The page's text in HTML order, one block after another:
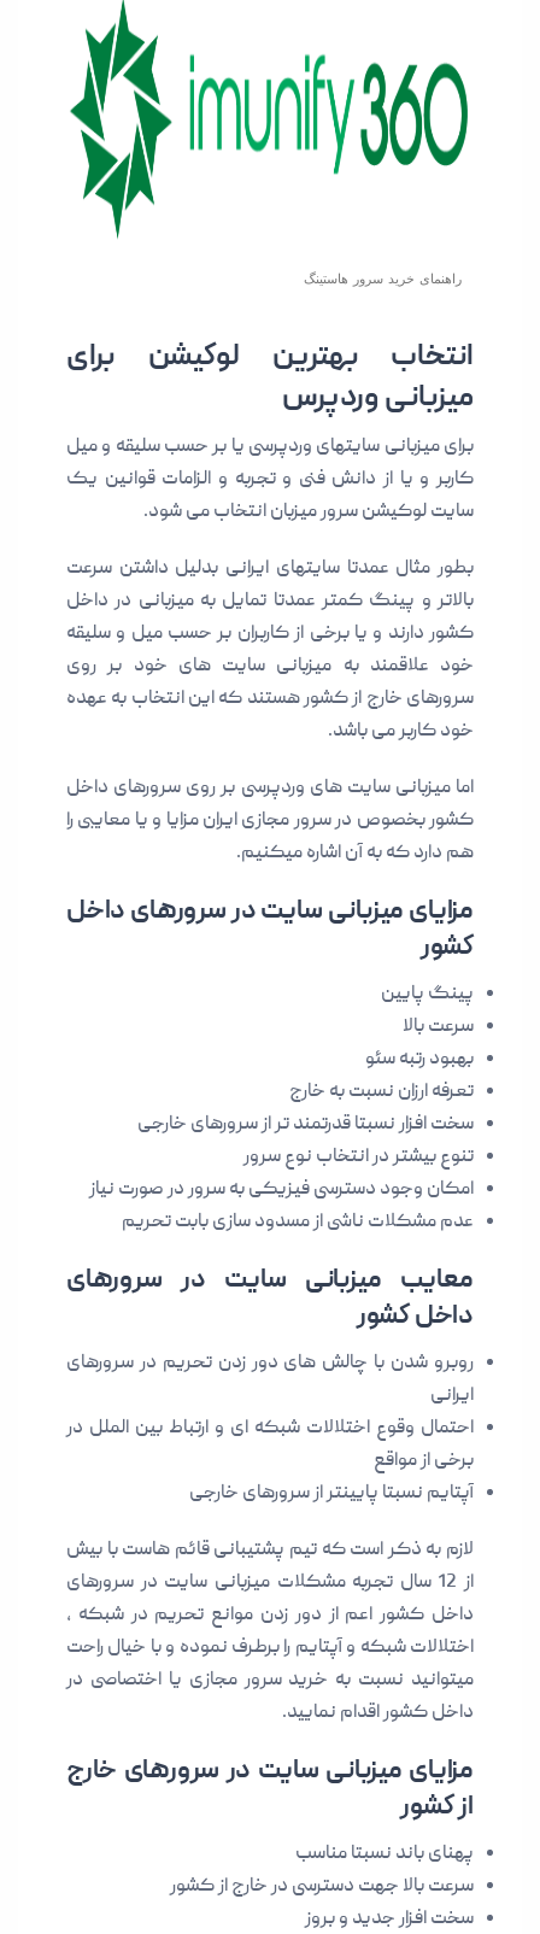
راهنمای خرید سرور هاستینگ
انتخاب بهترین لوکیشن برای
میزبانی وردپرس
برای میزبانی سایتهای وردپرسی یا بر حسب سلیقه و میل
کاربر و یا از دانش فنی و تجربه و الزامات قوانین یک
سایت لوکیشن سرور میزبان انتخاب می شود.
بطور مثال عمدتا سایتهای ایرانی بدلیل داشتن سرعت
بالاتر و پینگ کمتر عمدتا تمایل به میزبانی در داخل
کشور دارند و یا برخی از کاربران بر حسب میل و سلیقه
خود علاقمند به میزبانی سایت های خود بر روی
سرورهای خارج از کشور هستند که این انتخاب به عهده
خود کاربر می باشد.
اما میزبانی سایت های وردپرسی بر روی سرورهای داخل
کشور بخصوص در سرور مجازی ایران مزایا و یا معایبی را
هم دارد که به آن اشاره میکنیم.
مزایای میزبانی سایت در سرورهای داخل
کشور
پینگ پایین
سرعت بالا
بهبود رتبه سئو
تعرفه ارزان نسبت به خارج
سخت افزار نسبتا قدرتمند تر از سرورهای خارجی
تنوع بیشتر در انتخاب نوع سرور
امکان وجود دسترسی فیزیکی به سرور در صورت نیاز
عدم مشکلات ناشی از مسدود سازی بابت تحریم
معایب میزبانی سایت در سرورهای
داخل کشور
روبرو شدن با چالش های دور زدن تحریم در سرورهای
ایرانی
احتمال وقوع اختلالات شبکه ای و ارتباط بین الملل در
برخی از مواقع
آپتایم نسبتا پایینتر از سرورهای خارجی
لازم به ذکر است که تیم پشتیبانی قائم هاست با بیش
از 12 سال تجربه مشکلات میزبانی سایت در سرورهای
داخل کشور اعم از دور زدن موانع تحریم در شبکه ،
اختلالات شبکه و آپتایم را برطرف نموده و با خیال راحت
میتوانید نسبت به خرید سرور مجازی یا اختصاصی در
داخل کشور اقدام نمایید.
مزایای میزبانی سایت در سرورهای خارج
از کشور
پهنای باند نسبتا مناسب
سرعت بالا جهت دسترسی در خارج از کشور
سخت افزار جدید و بروز